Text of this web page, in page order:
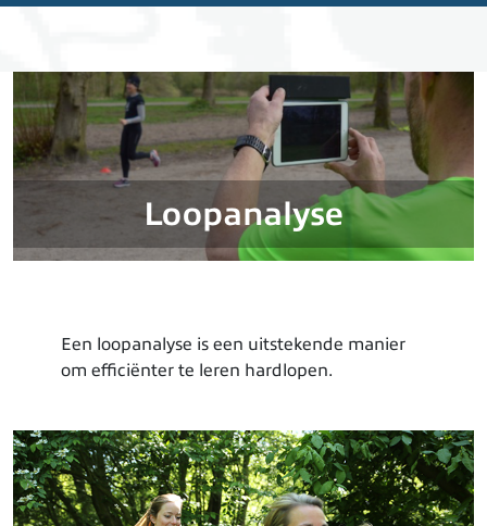
Loopanalyse
Een loopanalyse is een uitstekende manier
om efficiënter te leren hardlopen.